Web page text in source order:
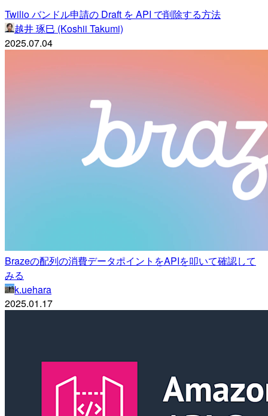
Twilio バンドル申請の Draft を API で削除する方法
越井 琢巳 (Koshii Takumi)
2025.07.04
Brazeの配列の消費データポイントをAPIを叩いて確認して
みる
k.uehara
2025.01.17